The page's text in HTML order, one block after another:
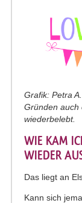
Grafik: Petra
Gründen auch
wiederbelebt.
WIE KAM
WIEDER
Das liegt an
Kann sich